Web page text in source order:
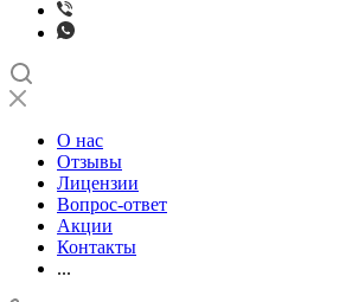
О нас
Отзывы
Лицензии
Вопрос-ответ
Акции
Контакты
...